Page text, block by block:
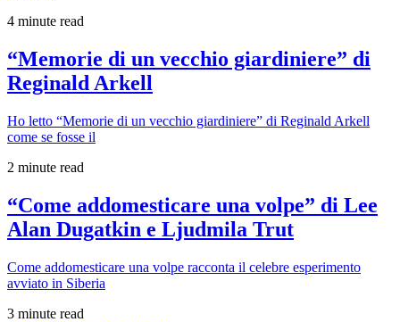
4 minute read
“Memorie di un vecchio giardiniere” di
Reginald Arkell
Ho letto “Memorie di un vecchio giardiniere” di Reginald Arkell
come se fosse il
2 minute read
“Come addomesticare una volpe” di Lee
Alan Dugatkin e Ljudmila Trut
Come addomesticare una volpe racconta il celebre esperimento
avviato in Siberia
3 minute read